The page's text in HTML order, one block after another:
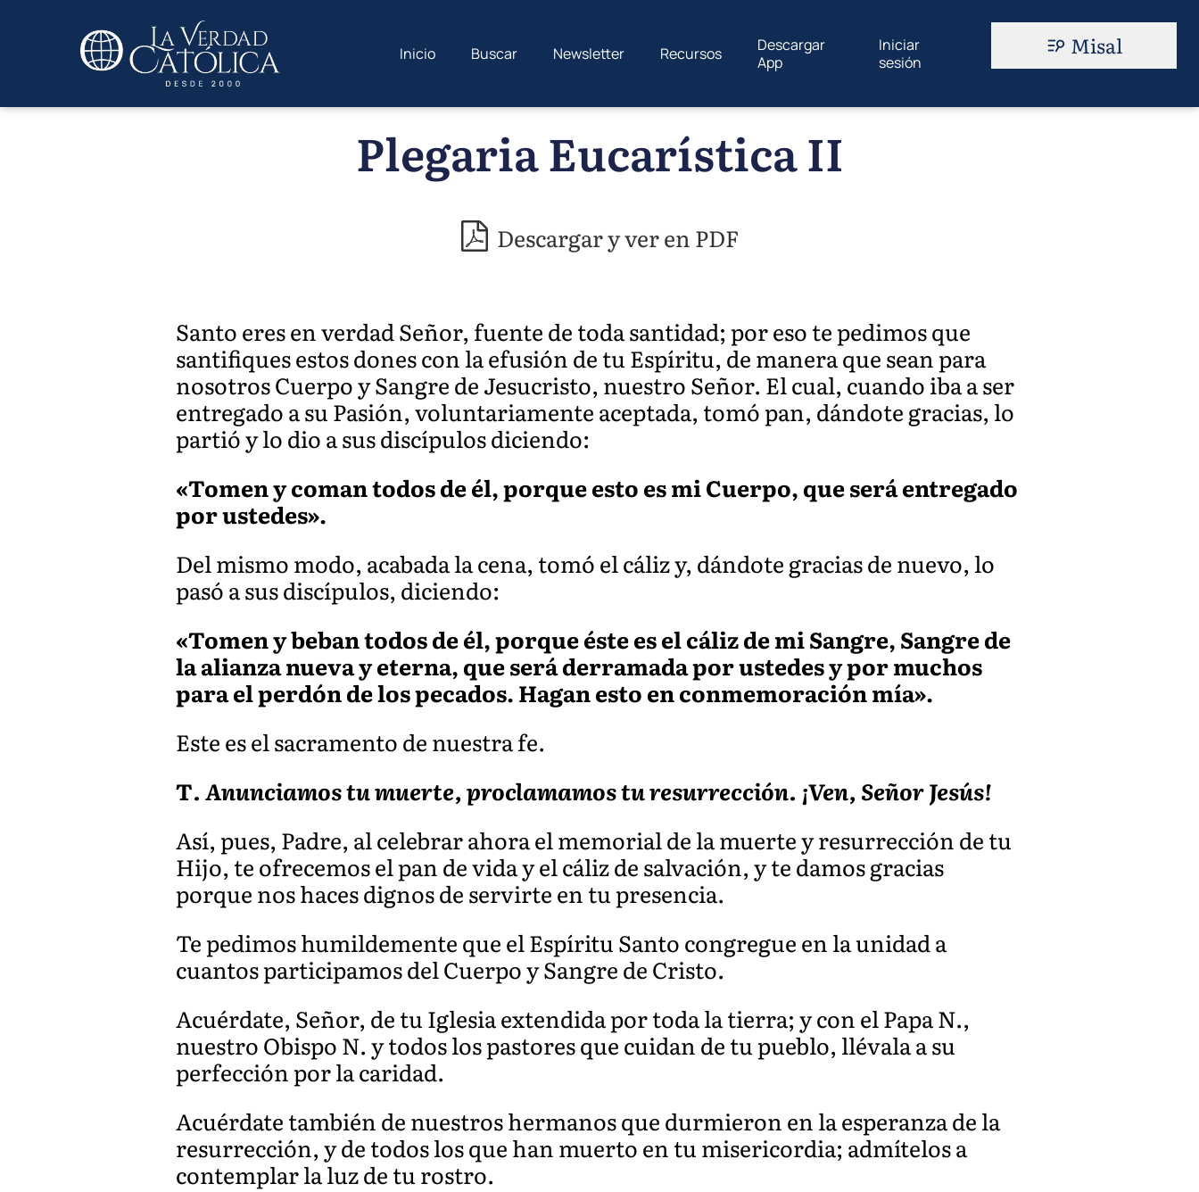
Inicio Buscar Newsletter Recursos
Descargar
App
Iniciar
sesión
Misal
Plegaria Eucarística II
Descargar y ver en PDF
Santo eres en verdad Señor, fuente de toda santidad; por eso te pedimos que
santifiques estos dones con la efusión de tu Espíritu, de manera que sean para
nosotros Cuerpo y Sangre de Jesucristo, nuestro Señor. El cual, cuando iba a ser
entregado a su Pasión, voluntariamente aceptada, tomó pan, dándote gracias, lo
partió y lo dio a sus discípulos diciendo:
«Tomen y coman todos de él, porque esto es mi Cuerpo, que será entregado
por ustedes».
Del mismo modo, acabada la cena, tomó el cáliz y, dándote gracias de nuevo, lo
pasó a sus discípulos, diciendo:
«Tomen y beban todos de él, porque éste es el cáliz de mi Sangre, Sangre de
la alianza nueva y eterna, que será derramada por ustedes y por muchos
para el perdón de los pecados. Hagan esto en conmemoración mía».
Este es el sacramento de nuestra fe.
T. Anunciamos tu muerte, proclamamos tu resurrección. ¡Ven, Señor Jesús!
Así, pues, Padre, al celebrar ahora el memorial de la muerte y resurrección de tu
Hijo, te ofrecemos el pan de vida y el cáliz de salvación, y te damos gracias
porque nos haces dignos de servirte en tu presencia.
Te pedimos humildemente que el Espíritu Santo congregue en la unidad a
cuantos participamos del Cuerpo y Sangre de Cristo.
Acuérdate, Señor, de tu Iglesia extendida por toda la tierra; y con el Papa N.,
nuestro Obispo N. y todos los pastores que cuidan de tu pueblo, llévala a su
perfección por la caridad.
Acuérdate también de nuestros hermanos que durmieron en la esperanza de la
resurrección, y de todos los que han muerto en tu misericordia; admítelos a
contemplar la luz de tu rostro.